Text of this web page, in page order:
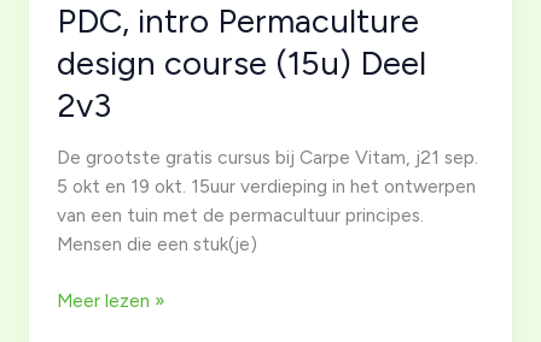
Deel
1v3
PDC, intro Permaculture
design course (15u) Deel
2v3
De grootste gratis cursus bij Carpe Vitam, j21 sep.
5 okt en 19 okt. 15uur verdieping in het ontwerpen
van een tuin met de permacultuur principes.
Mensen die een stuk(je)
PDC,
Meer lezen »